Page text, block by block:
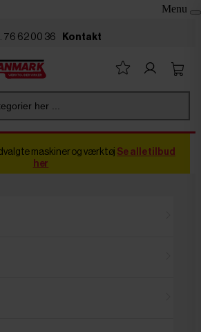
76 62 00 36 Kontakt
her ...
maskiner og værktøj Se alle tilbud
her
Menu